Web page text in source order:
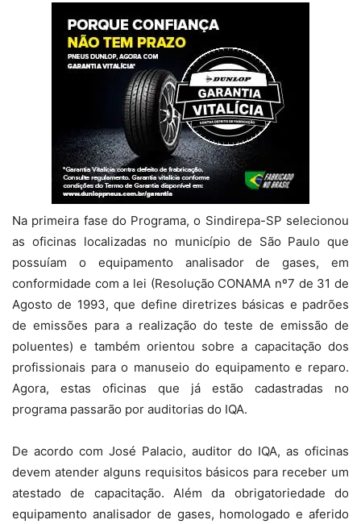
Na primeira fase do Programa, o Sindirepa-SP selecionou
as oficinas localizadas no município de São Paulo que
possuíam o equipamento analisador de gases, em
conformidade com a lei (Resolução CONAMA nº7 de 31 de
Agosto de 1993, que define diretrizes básicas e padrões
de emissões para a realização do teste de emissão de
poluentes) e também orientou sobre a capacitação dos
profissionais para o manuseio do equipamento e reparo.
Agora, estas oficinas que já estão cadastradas no
programa passarão por auditorias do IQA.
De acordo com José Palacio, auditor do IQA, as oficinas
devem atender alguns requisitos básicos para receber um
atestado de capacitação. Além da obrigatoriedade do
equipamento analisador de gases, homologado e aferido